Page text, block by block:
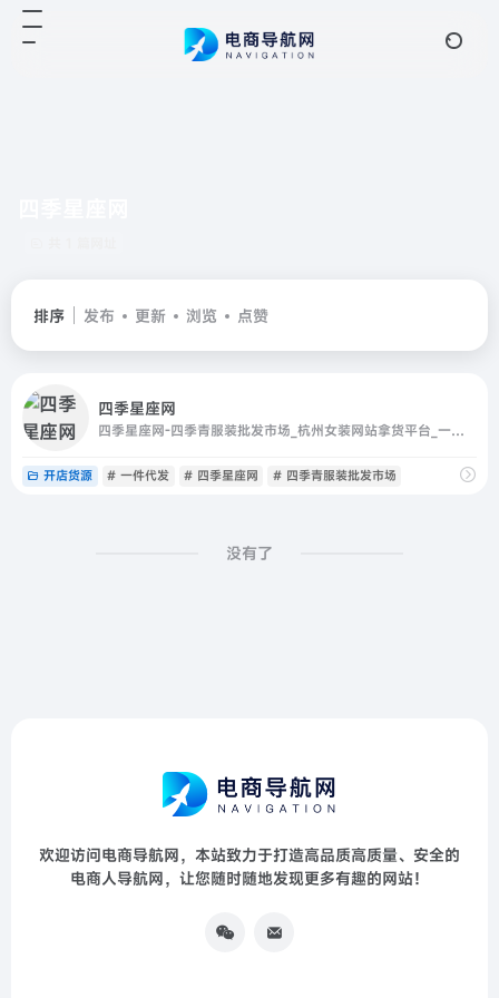
排序 发布 更新 浏览 点赞
四季星座网
四季星座网-四季青服装批发市场_杭州女装网站拿货平台_一件代发
开店货源 # 一件代发 # 四季星座网 # 四季青服装批发市场
没有了
欢迎访问电商导航网，本站致力于打造高品质高质量、安全的
电商人导航网，让您随时随地发现更多有趣的网站！